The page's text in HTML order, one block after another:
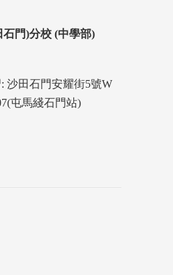
門)分校 (中學部)
沙田石門安耀街5號W
屯馬綫石門站)